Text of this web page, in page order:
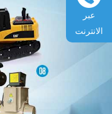
عبر
الانترنت